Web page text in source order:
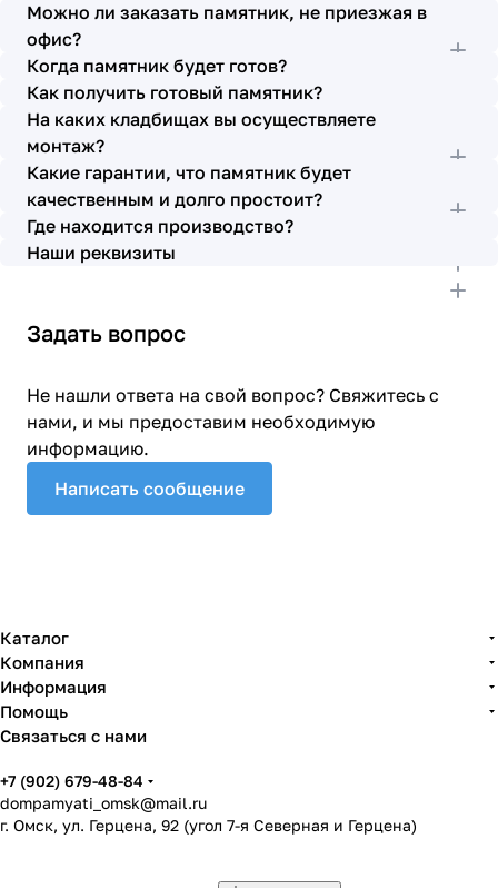
работают спокойно, но в тоже время, соблюдая
всю технологию, работаю слаженно и
качественно. Я присутствовала при монтаже,
ребят это нисколько не смутило. Они, как и
Елена Николаевна, ответили на все мои вопросы,
которые возникли в процессе. Спасибо.
Выражаю благодарность от имени всей нашей
семьи за выполнение заказа в срок и
качественно. К руководству просьба по-
возможности премировать работников.
Можно ли заказать памятник, не приезжая в
офис?
Когда памятник будет готов?
Как получить готовый памятник?
На каких кладбищах вы осуществляете
монтаж?
Какие гарантии, что памятник будет
качественным и долго простоит?
Где находится производство?
Наши реквизиты
Задать вопрос
Не нашли ответа на свой вопрос? Свяжитесь с
нами, и мы предоставим необходимую
информацию.
Написать сообщение
Каталог
Компания
Информация
Помощь
Связаться с нами
+7 (902) 679-48-84
dompamyati_omsk@mail.ru
г. Омск, ул. Герцена, 92 (угол 7-я Северная и Герцена)